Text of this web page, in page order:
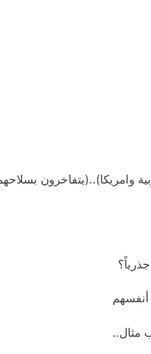
وامريكا)..(يتفاخرون
أنفسهم
مثال..